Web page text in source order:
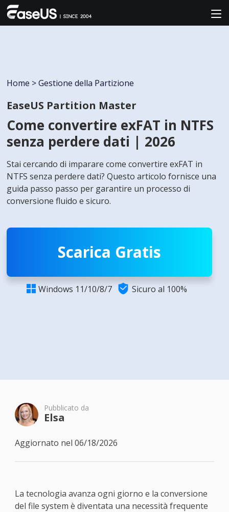
Home > Gestione della Partizione
EaseUS Partition Master
Come convertire exFAT in NTFS
senza perdere dati | 2026
Stai cercando di imparare come convertire exFAT in
NTFS senza perdere dati? Questo articolo fornisce una
guida passo passo per garantire un processo di
conversione fluido e sicuro.
Scarica Gratis
 Windows 11/10/8/7  Sicuro al 100%
Pubblicato da
Elsa
Aggiornato nel 06/18/2026
La tecnologia avanza ogni giorno e la conversione
del file system è diventata una necessità frequente